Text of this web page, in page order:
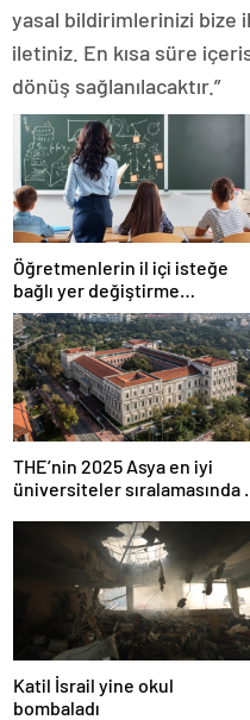
yasal bildirimlerinizi bize
iletiniz. En kısa süre
dönüş sağlanılacaktır.”
Öğretmenlerin il içi isteğe
bağlı yer değiştirme
başvuruları ne zaman?
THE’nin 2025 Asya en iyi
üniversiteler sıralamasında
Katil İsrail yine okul
bombaladı